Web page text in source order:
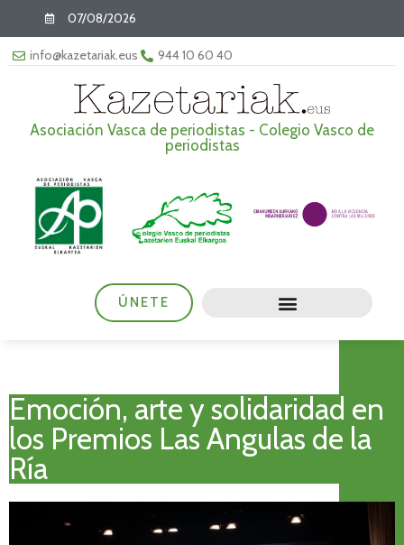
07/08/2026
info@kazetariak.eus 944 10 60 40
Asociación Vasca de periodistas - Colegio Vasco de
periodistas
ÚNETE
Emoción, arte y solidaridad en
los Premios Las Angulas de la
Ría